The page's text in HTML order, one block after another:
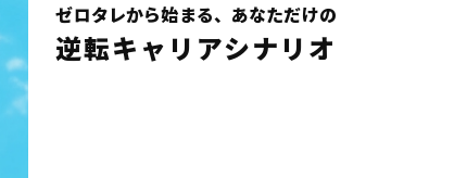
ゼロタレから始まる、あなただけの